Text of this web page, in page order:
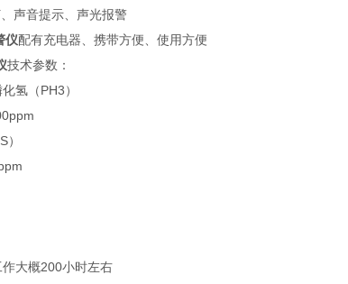
声音提示、声光报警
仪配有充电器、携带方便、使用方便
技术参数：
氢（PH3）
大概200小时左右